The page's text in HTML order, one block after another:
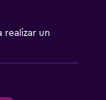
realizar un